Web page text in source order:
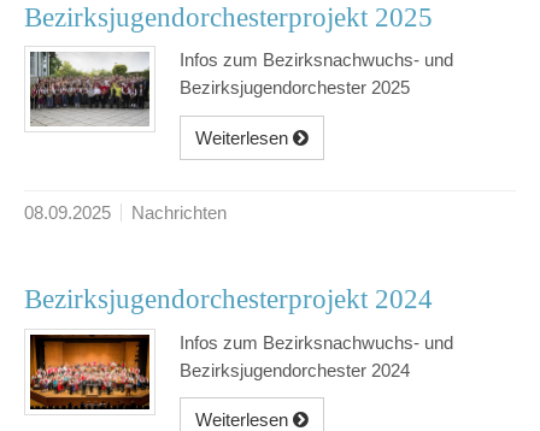
Bezirksjugendorchesterprojekt 2025
Infos zum Bezirksnachwuchs- und
Bezirksjugendorchester 2025
Weiterlesen
08.09.2025 Nachrichten
Bezirksjugendorchesterprojekt 2024
Infos zum Bezirksnachwuchs- und
Bezirksjugendorchester 2024
Weiterlesen